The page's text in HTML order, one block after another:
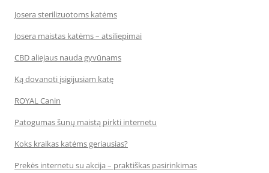
Josera sterilizuotoms katėms
Josera maistas katėms – atsiliepimai
CBD aliejaus nauda gyvūnams
Ką dovanoti įsigijusiam katę
ROYAL Canin
Patogumas šunų maistą pirkti internetu
Koks kraikas katėms geriausias?
Prekės internetu su akcija – praktiškas pasirinkimas